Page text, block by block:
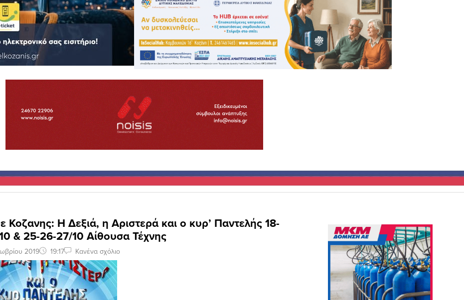
Κοζανης: Η Δεξιά, η Αριστερά και ο κυρ’ Παντελής 18-
& 25-26-27/10 Αίθουσα Τέχνης
2019 19:17 Κανένα σχόλιο